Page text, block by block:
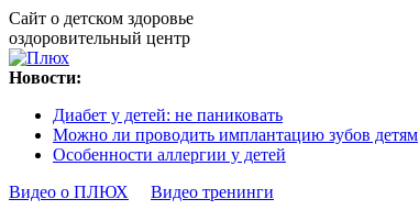
Сайт о детском здоровье
оздоровительный центр
Новости:
Диабет у детей: не паниковать
Можно ли проводить имплантацию зубов детям
Особенности аллергии у детей
Видео о ПЛЮХ
Видео тренинги